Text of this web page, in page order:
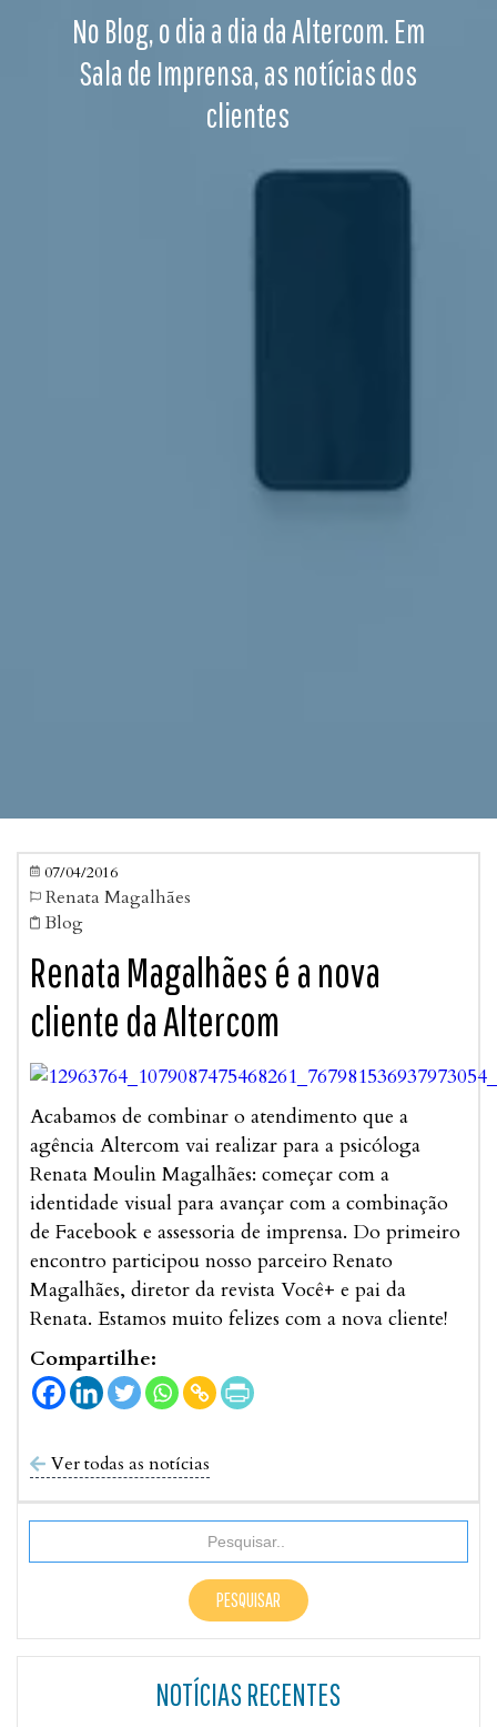
No Blog, o dia a dia da Altercom. Em
Sala de Imprensa, as notícias dos
clientes
 07/04/2016
 Renata Magalhães
 Blog
Renata Magalhães é a nova
cliente da Altercom
Acabamos de combinar o atendimento que a
agência Altercom vai realizar para a psicóloga
Renata Moulin Magalhães: começar com a
identidade visual para avançar com a combinação
de Facebook e assessoria de imprensa. Do primeiro
encontro participou nosso parceiro Renato
Magalhães, diretor da revista Você+ e pai da
Renata. Estamos muito felizes com a nova cliente!
Compartilhe:
 Ver todas as notícias
NOTÍCIAS RECENTES